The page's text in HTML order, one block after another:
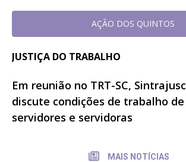
AÇÃO DOS QUINTOS
JUSTIÇA DO TRABALHO
Em reunião no TRT-SC, Sintrajusc
discute condições de trabalho de
servidores e servidoras
MAIS NOTÍCIAS